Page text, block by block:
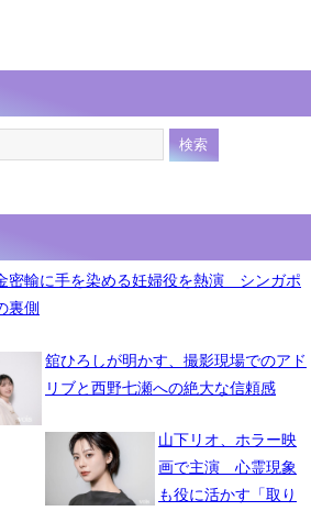
密輸に手を染める妊婦役を熱演 シンガポ
裏側
舘ひろしが明かす、撮影現場でのアド
リブと西野七瀬への絶大な信頼感
山下リオ、ホラー映
画で主演 心霊現象
も役に活かす「取り